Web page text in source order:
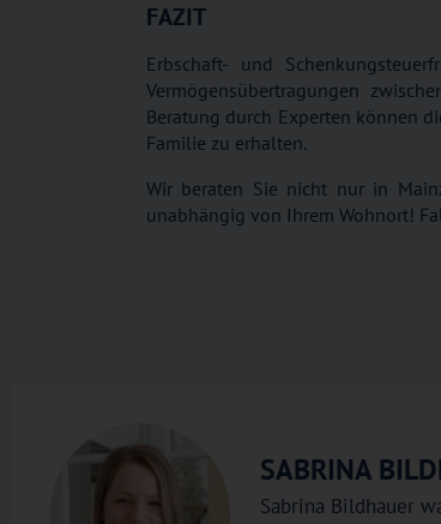
FAZIT
Erbschaft- und
Vermögensübertragungen
Beratung durch Experten können
Familie zu erhalten.
Wir beraten Sie nicht nur in
unabhängig von Ihrem Wohnort!
SABRINA
Sabrina Bildhauer